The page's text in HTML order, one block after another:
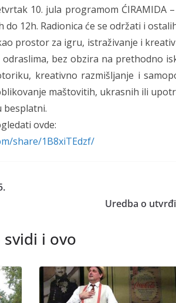
10. jula programom ĆIRAMIDA
do 12h. Radionica će se održati i
prostor za igru, istraživanje i
odraslima, bez obzira na prethodno
kreativno razmišljanje i
maštovitih, ukrasnih ili
besplatni.
ovde:
share/1B8xiTEdzf/
Uredba o
svidi i ovo